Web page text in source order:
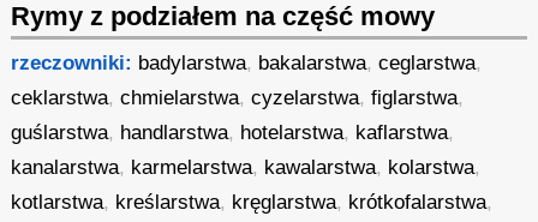
Rymy z podziałem na część mowy
rzeczowniki: badylarstwa, bakalarstwa,ceglarstwa,
ceklarstwa,chmielarstwa,cyzelarstwa,figlarstwa,
guślarstwa, handlarstwa, hotelarstwa, kaflarstwa,
kanalarstwa, karmelarstwa, kawalarstwa, kolarstwa,
kotlarstwa, kreślarstwa, kręglarstwa, krótkofalarstwa,